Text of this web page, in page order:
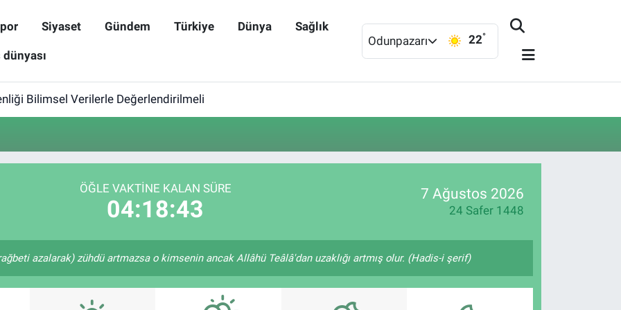
Siyaset Gündem Türkiye Dünya Sağlık
Odunpazarı 22°
Bilimsel Verilerle Değerlendirilmeli
ÖĞLE VAKTINE KALAN SÜRE
04:18:43
7 Ağustos 2026
24 Safer 1448
azalarak) zühdü artmazsa o kimsenin ancak Allâhü Teâlâ'dan uzaklığı artmış olur. (Hadis-i şerif)